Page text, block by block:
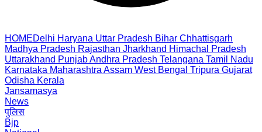
HOMEDelhi Haryana Uttar Pradesh Bihar Chhattisgarh
Madhya Pradesh Rajasthan Jharkhand Himachal Pradesh
Uttarakhand PunjabAndhra Pradesh Telangana Tamil Nadu
Karnataka Maharashtra Assam West Bengal Tripura Gujarat
Odisha Kerala
Jansamasya
News
पुलिस
Bjp